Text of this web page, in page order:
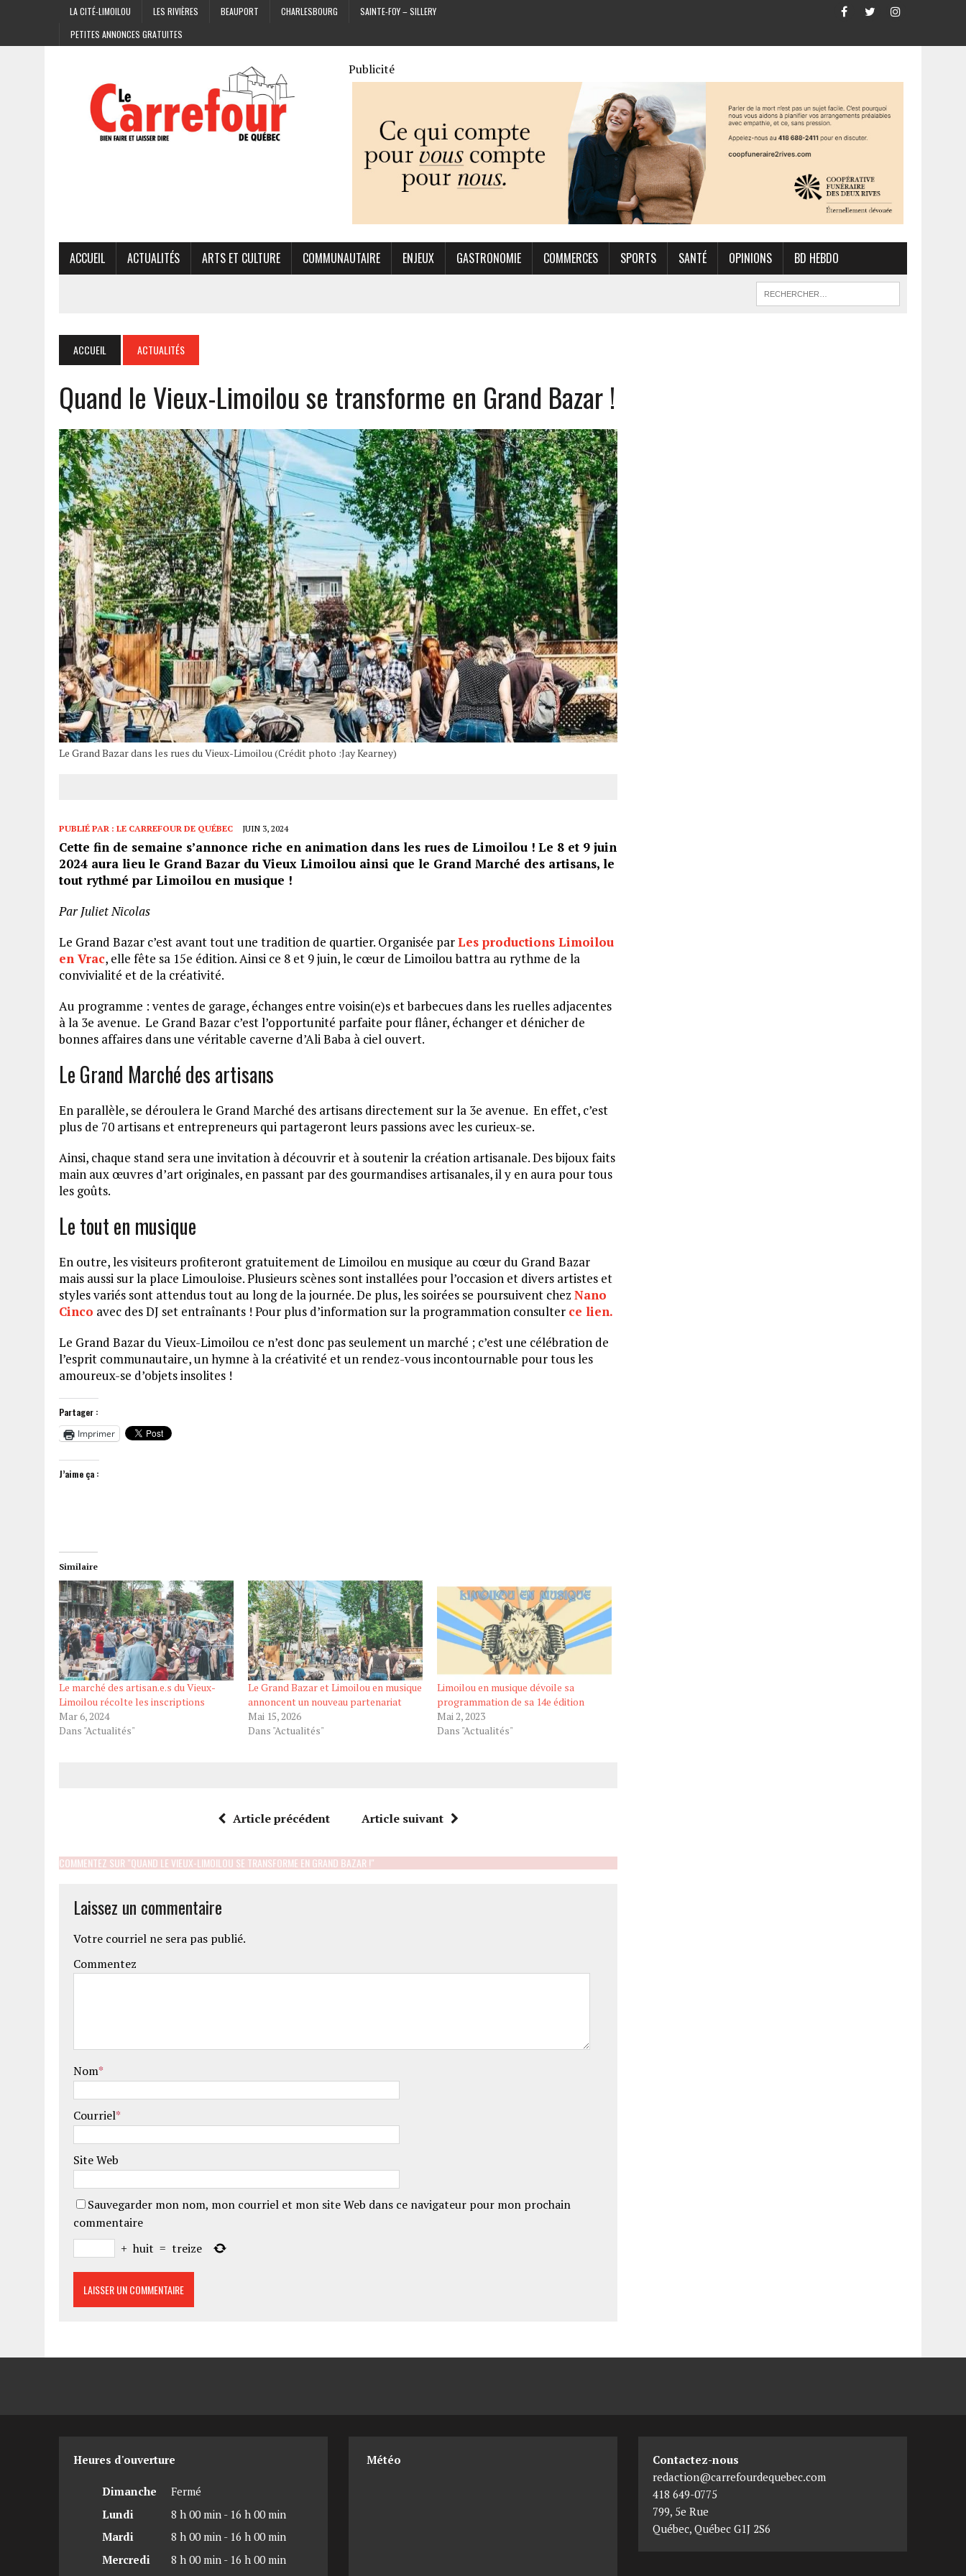
LA CITÉ-LIMOILOU LES RIVIÈRES BEAUPORT CHARLESBOURG
SAINTE-FOY – SILLERY
PETITES ANNONCES GRATUITES
Publicité
ACCUEIL ACTUALITÉS ARTS ET CULTURE COMMUNAUTAIRE ENJEUX GASTRONOMIE COMMERCES SPORTS SANTÉ OPINIONS BD HEBDO
ACCUEIL ACTUALITÉS
Quand le Vieux-Limoilou se transforme en Grand Bazar !
Le Grand Bazar dans les rues du Vieux-Limoilou (Crédit photo :Jay Kearney)
PUBLIÉ PAR : LE CARREFOUR DE QUÉBEC JUIN 3, 2024
Cette fin de semaine s’annonce riche en animation dans les rues de Limoilou ! Le 8 et 9 juin
2024 aura lieu le Grand Bazar du Vieux Limoilou ainsi que le Grand Marché des artisans, le
tout rythmé par Limoilou en musique !
Par Juliet Nicolas
Le Grand Bazar c’est avant tout une tradition de quartier. Organisée parLes productions Limoilou
en Vrac, elle fête sa 15e édition. Ainsi ce 8 et 9 juin, le cœur de Limoilou battra au rythme de la
convivialité et de la créativité.
Au programme : ventes de garage, échanges entre voisin(e)s et barbecues dans les ruelles adjacentes
à la 3e avenue. Le Grand Bazar c’est l’opportunité parfaite pour flâner, échanger et dénicher de
bonnes affaires dans une véritable caverne d’Ali Baba à ciel ouvert.
Le Grand Marché des artisans
En parallèle, se déroulera le Grand Marché des artisans directement sur la 3e avenue. En effet, c’est
plus de 70 artisans et entrepreneurs qui partageront leurs passions avec les curieux-se.
Ainsi, chaque stand sera une invitation à découvrir et à soutenir la création artisanale. Des bijoux faits
main aux œuvres d’art originales, en passant par des gourmandises artisanales, il y en aura pour tous
les goûts.
Le tout en musique
En outre, les visiteurs profiteront gratuitement de Limoilou en musique au cœur du Grand Bazar
mais aussi sur la place Limouloise. Plusieurs scènes sont installées pour l’occasion et divers artistes et
styles variés sont attendus tout au long de la journée. De plus, les soirées se poursuivent chez Nano
Cinco avec des DJ set entraînants ! Pour plus d’information sur la programmation consulter ce lien.
Le Grand Bazar du Vieux-Limoilou ce n’est donc pas seulement un marché ; c’est une célébration de
l’esprit communautaire, un hymne à la créativité et un rendez-vous incontournable pour tous les
amoureux-se d’objets insolites !
Partager :
Imprimer
J’aime ça :
Similaire
Le marché des artisan.e.s du Vieux-
Limoilou récolte les inscriptions
Mar 6, 2024
Dans "Actualités"
Le Grand Bazar et Limoilou en musique
annoncent un nouveau partenariat
Mai 15, 2026
Dans "Actualités"
Limoilou en musique dévoile sa
programmation de sa 14e édition
Mai 2, 2023
Dans "Actualités"
Article précédent Article suivant
COMMENTEZ SUR "QUAND LE VIEUX-LIMOILOU SE TRANSFORME EN GRAND BAZAR !"
Laissez un commentaire
Votre courriel ne sera pas publié.
Commentez
Nom*
Courriel*
Site Web
Sauvegarder mon nom, mon courriel et mon site Web dans ce navigateur pour mon prochain
commentaire
+ huit = treize
Heures d'ouverture
Dimanche
Fermé
Lundi
8 h 00 min - 16 h 00 min
Mardi
8 h 00 min - 16 h 00 min
Mercredi
8 h 00 min - 16 h 00 min
Météo
Contactez-nous
redaction@carrefourdequebec.com
418 649-0775
799, 5e Rue
Québec,Québec G1J 2S6